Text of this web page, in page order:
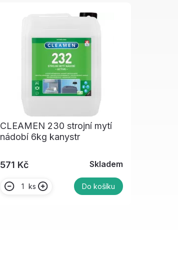
CLEAMEN 230 strojní mytí
nádobí 6kg kanystr
571 Kč Skladem
ks Do košíku